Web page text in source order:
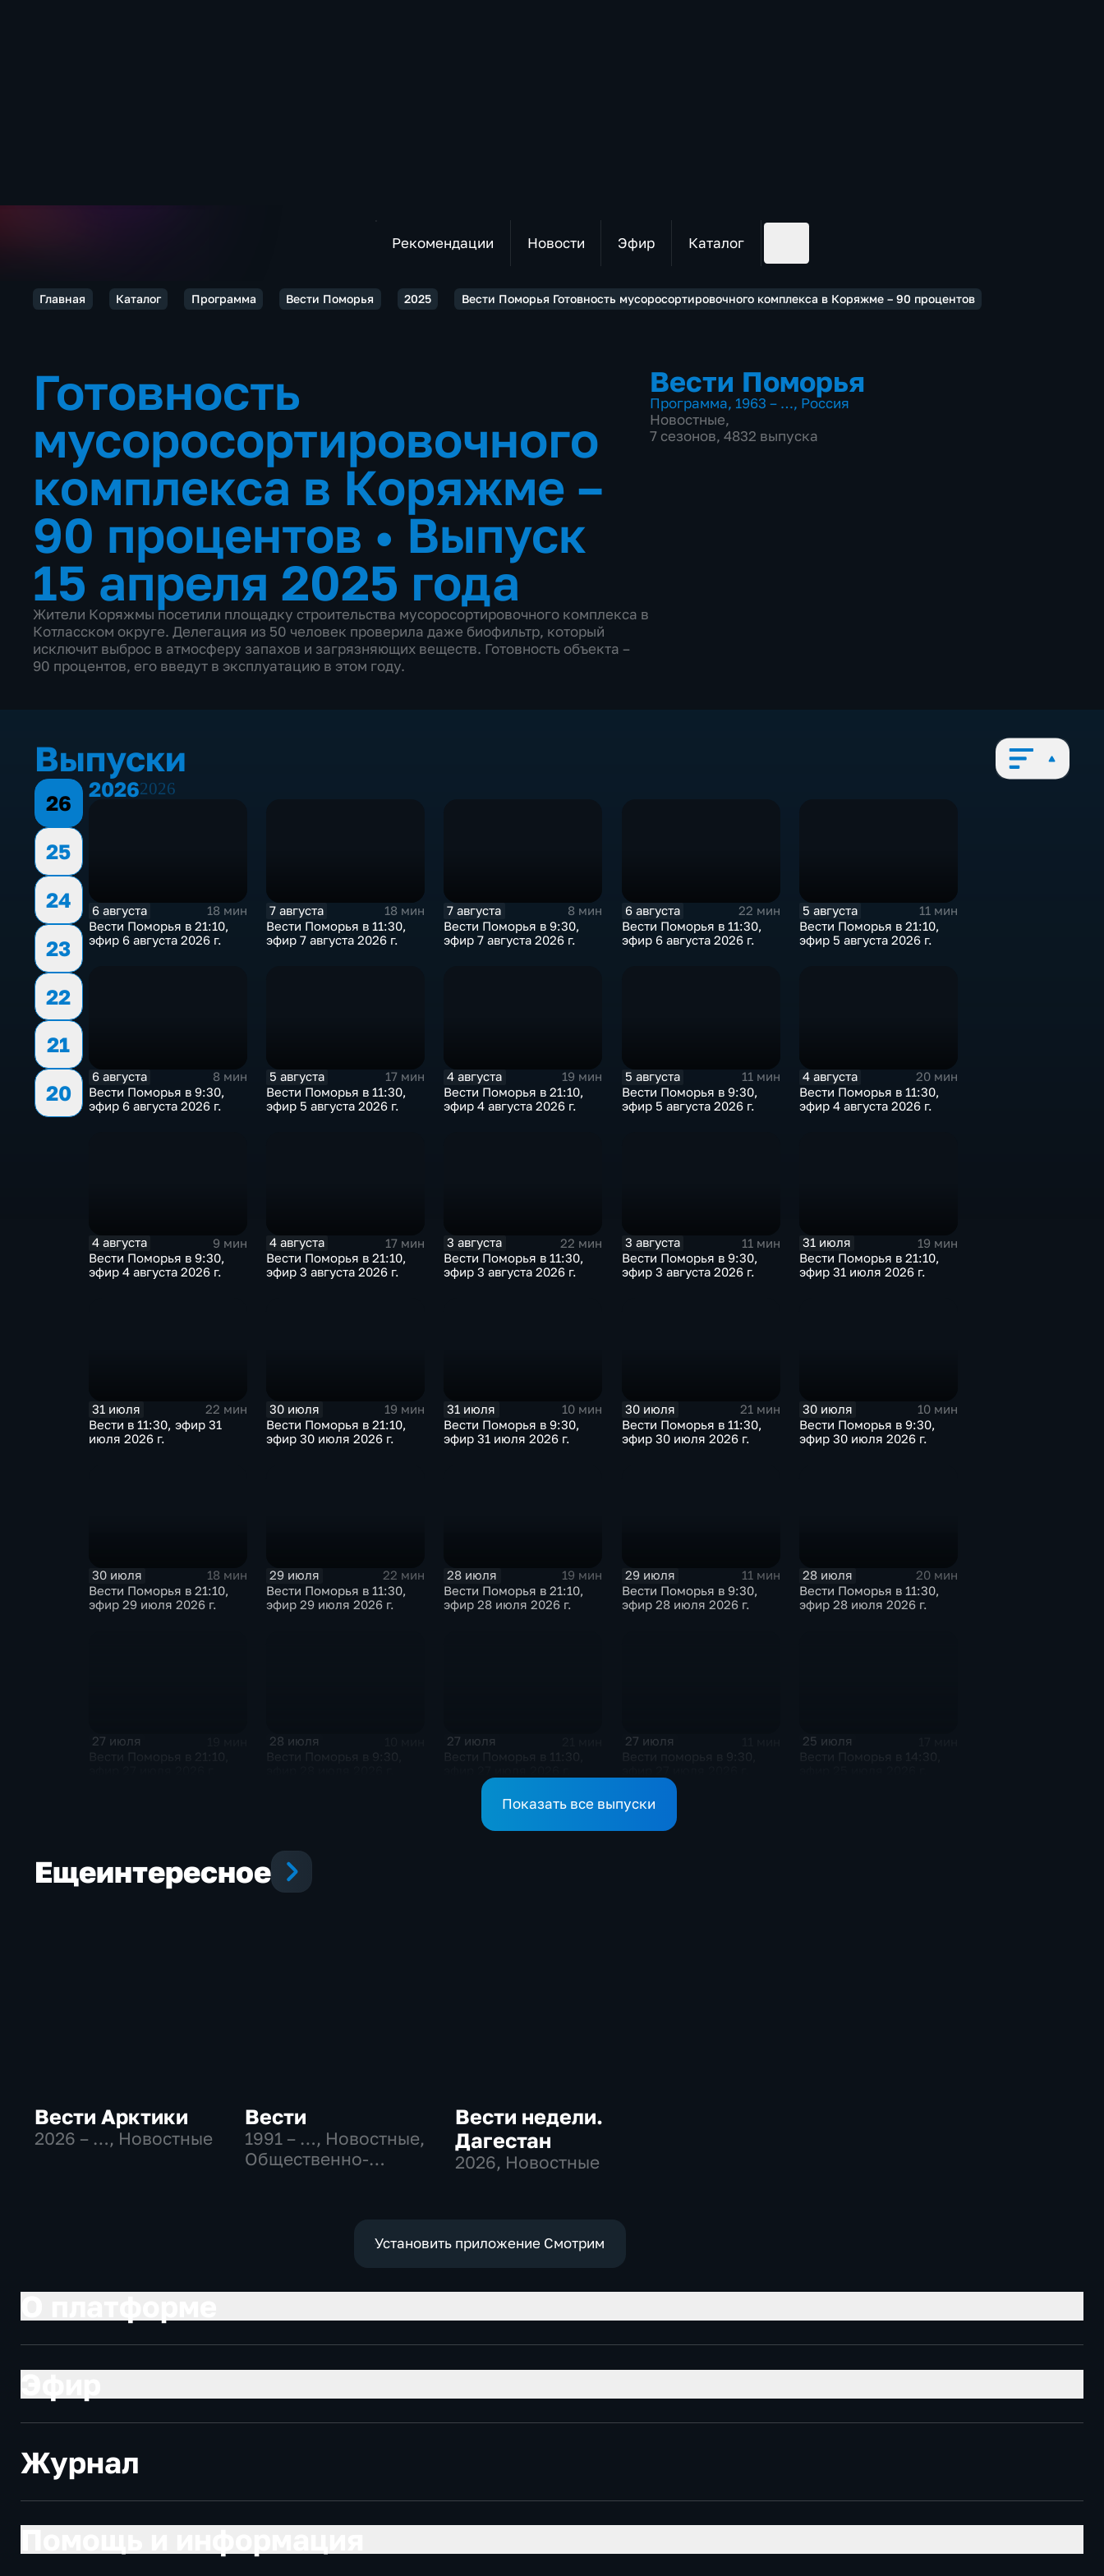
Рекомендации Новости Эфир Каталог
Главная Каталог Программа Вести Поморья 2025 Вести Поморья Готовность мусоросортировочного комплекса в Коряжме – 90 процентов
Готовность
мусоросортировочного
комплекса в Коряжме –
90 процентов • Выпуск
15 апреля 2025 года
Жители Коряжмы посетили площадку строительства мусоросортировочного комплекса в
Котласском округе. Делегация из 50 человек проверила даже биофильтр, который
исключит выброс в атмосферу запахов и загрязняющих веществ. Готовность объекта –
90 процентов, его введут в эксплуатацию в этом году.
Вести Поморья
Программа, 1963 – …, Россия
Новостные,
7 сезонов, 4832 выпуска
Выпуски
26
25
24
23
22
21
20
20262026
6 августа
18 мин
Вести Поморья в 21:10,
эфир 6 августа 2026 г.
7 августа
18 мин
Вести Поморья в 11:30,
эфир 7 августа 2026 г.
7 августа
8 мин
Вести Поморья в 9:30,
эфир 7 августа 2026 г.
6 августа
22 мин
Вести Поморья в 11:30,
эфир 6 августа 2026 г.
5 августа
11 мин
Вести Поморья в 21:10,
эфир 5 августа 2026 г.
6 августа
8 мин
Вести Поморья в 9:30,
эфир 6 августа 2026 г.
5 августа
17 мин
Вести Поморья в 11:30,
эфир 5 августа 2026 г.
4 августа
19 мин
Вести Поморья в 21:10,
эфир 4 августа 2026 г.
5 августа
11 мин
Вести Поморья в 9:30,
эфир 5 августа 2026 г.
4 августа
20 мин
Вести Поморья в 11:30,
эфир 4 августа 2026 г.
4 августа
9 мин
Вести Поморья в 9:30,
эфир 4 августа 2026 г.
4 августа
17 мин
Вести Поморья в 21:10,
эфир 3 августа 2026 г.
3 августа
22 мин
Вести Поморья в 11:30,
эфир 3 августа 2026 г.
3 августа
11 мин
Вести Поморья в 9:30,
эфир 3 августа 2026 г.
31 июля
19 мин
Вести Поморья в 21:10,
эфир 31 июля 2026 г.
31 июля
22 мин
Вести в 11:30, эфир 31
июля 2026 г.
30 июля
19 мин
Вести Поморья в 21:10,
эфир 30 июля 2026 г.
31 июля
10 мин
Вести Поморья в 9:30,
эфир 31 июля 2026 г.
30 июля
21 мин
Вести Поморья в 11:30,
эфир 30 июля 2026 г.
30 июля
10 мин
Вести Поморья в 9:30,
эфир 30 июля 2026 г.
30 июля
18 мин
Вести Поморья в 21:10,
эфир 29 июля 2026 г.
29 июля
22 мин
Вести Поморья в 11:30,
эфир 29 июля 2026 г.
28 июля
19 мин
Вести Поморья в 21:10,
эфир 28 июля 2026 г.
29 июля
11 мин
Вести Поморья в 9:30,
эфир 28 июля 2026 г.
28 июля
20 мин
Вести Поморья в 11:30,
эфир 28 июля 2026 г.
27 июля 28 июля 27 июля 27 июля 25 июля
Показать все выпуски
Ещеинтересное
Вести Арктики
2026 – …, Новостные
Вести
1991 – …, Новостные,
Общественно-
Вести недели.
Дагестан
2026, Новостные
Установить приложение Смотрим
Журнал